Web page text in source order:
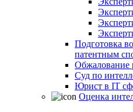
Подготовка
патентным
Суд по
Юрист в IT
Оценка